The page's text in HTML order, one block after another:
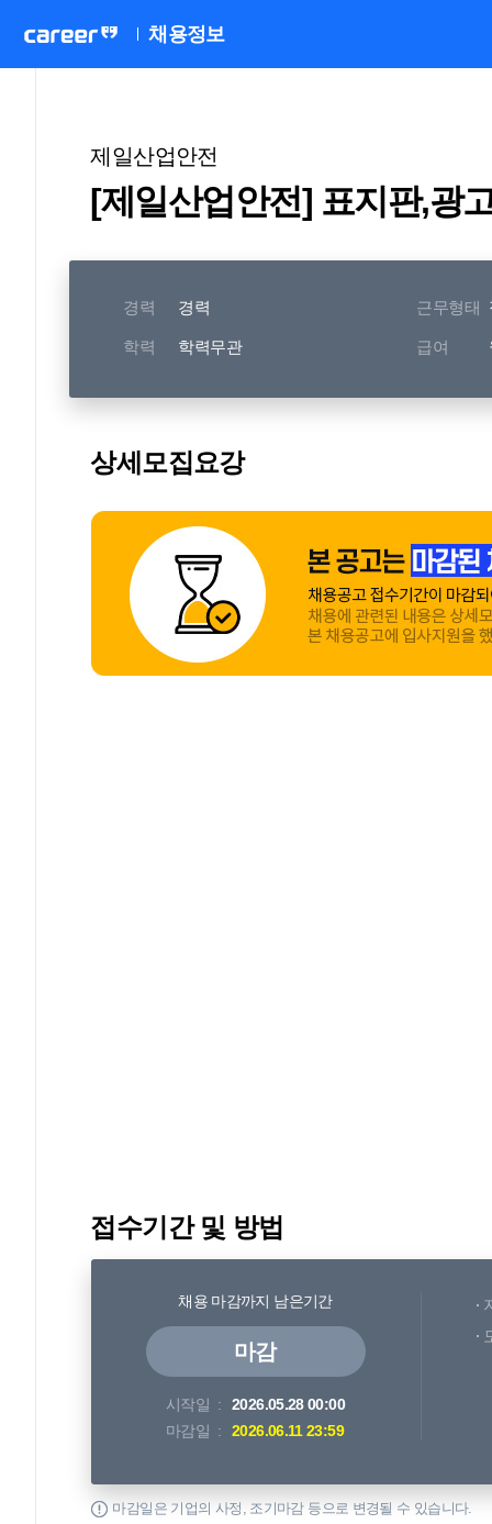
채용정보
제일산업안전
[제일산업안전] 표지판,광
경력 경력 근무형태
학력 학력무관 급여
상세모집요강
접수기간 및 방법
채용 마감까지 남은기간
마감
시작일
2026.05.28 00:00
마감일
2026.06.11 23:59
마감일은 기업의 사정, 조기마감 등으로 변경될 수 있습니다.